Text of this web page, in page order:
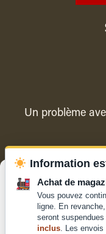
Pour offrir les meilleures
telles que les cookies
appareils. Le fait de
traiter des données telles
Un problème
Information
Achat de
Vous pouvez
ligne. En
seront suspendues
inclus. Les envois